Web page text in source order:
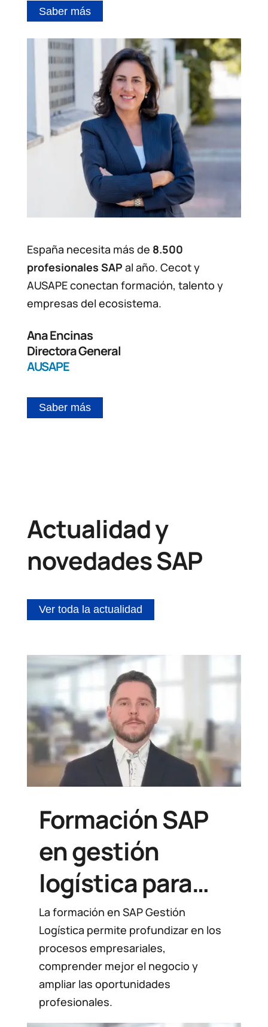
Saber más
España necesita más de 8.500
profesionales SAP al año. Cecot y
AUSAPE conectan formación, talento y
empresas del ecosistema.
Ana Encinas
Directora General
AUSAPE
Saber más
Actualidad y
novedades SAP
Ver toda la actualidad
Formación SAP
en gestión
logística para
comprender
mejor los
procesos y el
negocio
La formación en SAP Gestión
Logística permite profundizar en los
procesos empresariales,
comprender mejor el negocio y
ampliar las oportunidades
profesionales.